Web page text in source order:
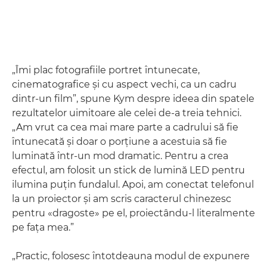
„Îmi plac fotografiile portret întunecate,
cinematografice şi cu aspect vechi, ca un cadru
dintr-un film”, spune Kym despre ideea din spatele
rezultatelor uimitoare ale celei de-a treia tehnici.
„Am vrut ca cea mai mare parte a cadrului să fie
întunecată şi doar o porţiune a acestuia să fie
luminată într-un mod dramatic. Pentru a crea
efectul, am folosit un stick de lumină LED pentru
ilumina puţin fundalul. Apoi, am conectat telefonul
la un proiector şi am scris caracterul chinezesc
pentru «dragoste» pe el, proiectându-l literalmente
pe faţa mea.”
„Practic, folosesc întotdeauna modul de expunere